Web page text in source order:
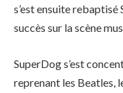
s’est ensuite
succès sur la scène
SuperDog s’est
reprenant les Beatles,